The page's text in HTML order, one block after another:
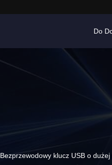
Do
Bezprzewodowy klucz USB o